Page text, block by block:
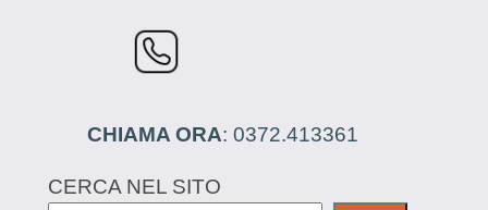
CHIAMA ORA: 0372.413361
CERCA NEL SITO